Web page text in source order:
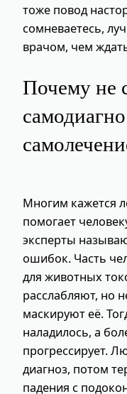
тоже повод
сомневаетесь,
врачом, чем
Почему не
Многим кажется
помогает
эксперты
ошибок. Часть
для животных
расслабляют, но
маскируют её.
наладилось, а
прогрессирует.
диагноз, потом
падения с